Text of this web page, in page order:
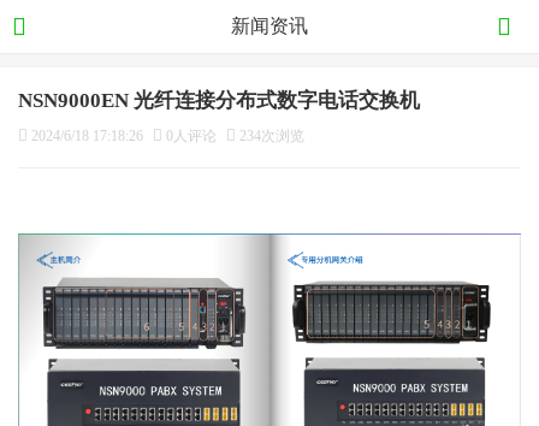
新闻资讯
NSN9000EN 光纤连接分布式数字电话交换机
2024/6/18 17:18:26 0人评论 234次浏览